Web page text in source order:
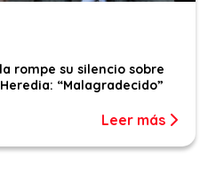
rompe su silencio sobre
“Malagradecido”
Leer más